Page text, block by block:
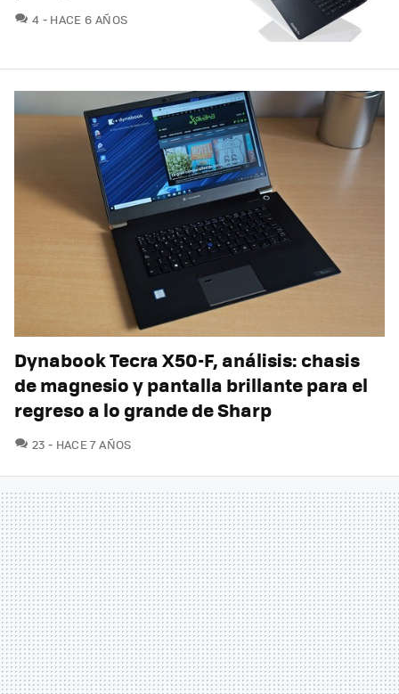
4 COMENTARIOS
HACE 6 AÑOS
Dynabook Tecra X50-F, análisis: chasis
de magnesio y pantalla brillante para el
regreso a lo grande de Sharp
23 COMENTARIOS
HACE 7 AÑOS